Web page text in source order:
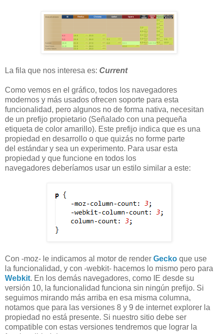
La fila que nos interesa es: Current
Como vemos en el gráfico, todos los navegadores
modernos y más usados ofrecen soporte para esta
funcionalidad, pero algunos no de forma nativa, necesitan
de un prefijo propietario (Señalado con una pequeña
etiqueta de color amarillo). Este prefijo indica que es una
propiedad en desarrollo o que quizás no forme parte
del estándar y sea un experimento. Para usar esta
propiedad y que funcione en todos los
navegadores deberíamos usar un estilo similar a este:
Con -moz- le indicamos al motor de render Gecko que use
la funcionalidad, y con -webkit- hacemos lo mismo pero para
Webkit. En los demás navegadores, como IE desde su
versión 10, la funcionalidad funciona sin ningún prefijo. Si
seguimos mirando más arriba en esa misma columna,
notamos que para las versiones 8 y 9 de internet explorer la
propiedad no está presente. Si nuestro sitio debe ser
compatible con estas versiones tendremos que lograr la